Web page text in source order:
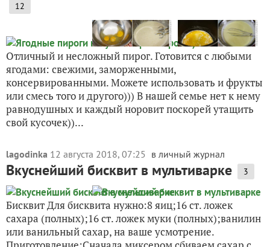
12
Отличный и несложный пирог. Готовится с любыми
ягодами: свежими, заморженными,
консервированными. Можете использовать и фрукты
или смесь того и другого))) В нашей семье нет к нему
равнодушных и каждый норовит поскорей утащить
свой кусочек))...
lagodinka 12 августа 2018, 07:25 в личный журнал
Вкуснейший бисквит в мультиварке 3
Бисквит Для бисквита нужно:8 яиц;16 ст. ложек
сахара (полных);16 ст. ложек муки (полных);ванилин
или ванильный сахар, на ваше усмотрение.